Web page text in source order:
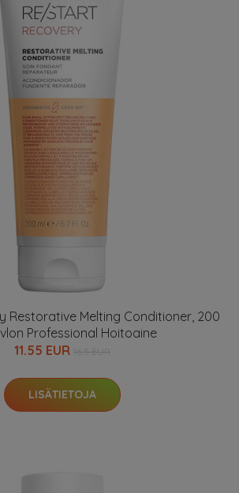
Restorative Melting Conditioner, 200
Professional Hoitoaine
11.55 EUR
LISÄTIETOJA